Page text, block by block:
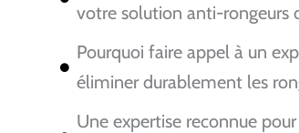
votre solution anti-rongeurs
Pourquoi faire appel à un
éliminer durablement les
Une expertise reconnue